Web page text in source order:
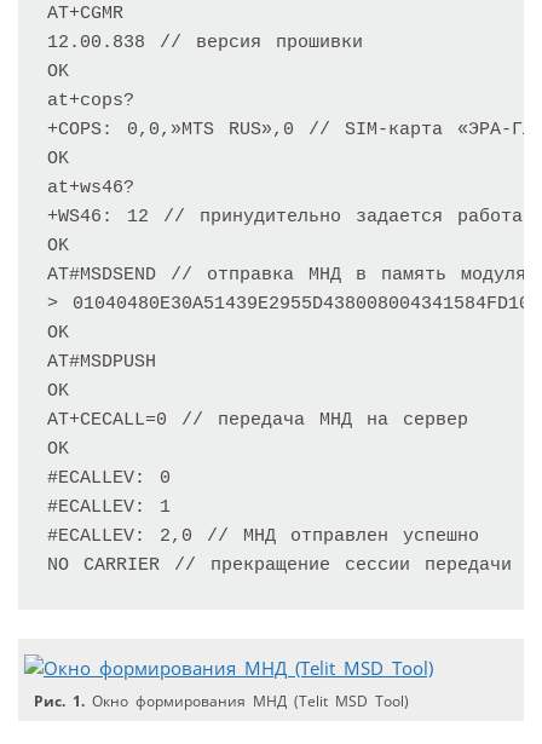
AT+CGMR
12.00.838 // версия прошивки
OK
at+cops?
+COPS: 0,0,»MTS RUS»,0 // SIM-карта «ЭРА-
OK
at+ws46?
+WS46: 12 // принудительно задается работа
OK
AT#MSDSEND // отправка МНД в память модуля
>
OK
AT#MSDPUSH
OK
AT+CECALL=0 // передача МНД на сервер
OK
#ECALLEV: 0
#ECALLEV: 1
#ECALLEV: 2,0 // МНД отправлен успешно
NO CARRIER // прекращение сессии передачи
Рис. 1. Окно формирования МНД (Telit MSD Tool)